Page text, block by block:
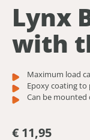
Lynx
with
Maximum load
Epoxy coating to
Can be mounted
€ 11,95